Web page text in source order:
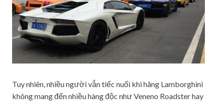
Tuy nhiên, nhiều người vẫn tiếc nuối khi hãng Lamborghini
không mang đến nhiều hàng độc như Veneno Roadster hay